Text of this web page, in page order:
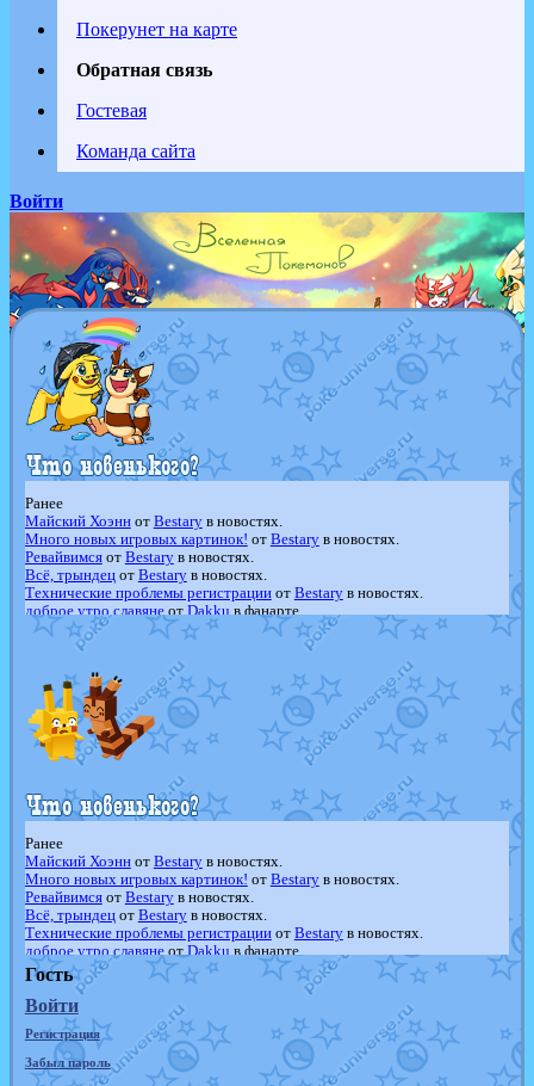
Покерунет на карте
Обратная связь
Гостевая
Команда сайта
Войти
Ранее
Майский Хоэннот Bestaryв новостях.
Много новых игровых картинок! от Bestaryв новостях.
Ревайвимсяот Bestaryв новостях.
Всё, трындецот Bestaryв новостях.
Технические проблемы регистрацииот Bestaryв новостях.
доброе утро славянеот Dakku в фанарте.
Йолда и Мимикью отMavisNyanCatв фанарте.
Недовольный котомангуст
в фанарте.
отRandomon
шадоу спиритомб
отilovearceus
в фанарте.
траббишотilovearceusв фанарте.
Raging BoltотGraceDaFox
в фанарте.
Shadow mismagiusотJOK_julia
в фанарте.
художникотvicavicaв фанарте.
Ранее
Майский Хоэннот Bestaryв новостях.
Много новых игровых картинок! от Bestaryв новостях.
Ревайвимсяот Bestaryв новостях.
Всё, трындецот Bestaryв новостях.
Технические проблемы регистрацииот Bestaryв новостях.
доброе утро славянеот Dakku в фанарте.
Йолда и МимикьюотMavisNyanCatв фанарте.
Недовольный котомангуст
в фанарте.
The Dark Wishmaker
отRandomon
шадоу спиритомб
отilovearceus
в фанарте.
траббишотilovearceusв фанарте.
Raging BoltотGraceDaFox
Shadow mismagiusотJOK_julia
в фанарте.
Гость
Войти
Регистрация
Забыл пароль